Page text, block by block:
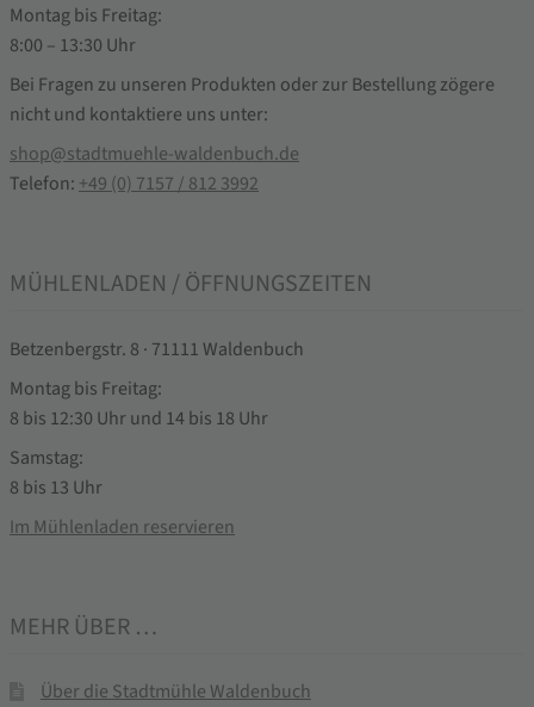
Montag bis Freitag:
8:00 – 13:30 Uhr
Bei Fragen zu unseren Produkten oder zur Bestellung zögere
nicht und kontaktiere uns unter:
shop@stadtmuehle-waldenbuch.de
Telefon: +49 (0) 7157 / 812 3992
MÜHLENLADEN / ÖFFNUNGSZEITEN
Betzenbergstr. 8 · 71111 Waldenbuch
Montag bis Freitag:
8 bis 12:30 Uhr und 14 bis 18 Uhr
Samstag:
8 bis 13 Uhr
Im Mühlenladen reservieren
MEHR ÜBER …
Über die Stadtmühle Waldenbuch